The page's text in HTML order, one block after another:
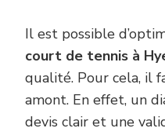
Il est possible
court de tennis à
qualité. Pour cela, il
amont. En effet, un
devis clair et une